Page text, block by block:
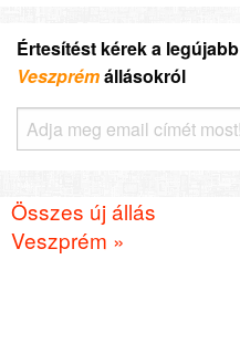
Értesítést kérek a legújabb
Veszprémállásokról
Összes új állás
Veszprém »